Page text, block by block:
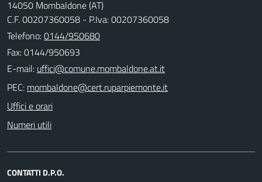
14050 Mombaldone (AT)
C.F. 00207360058 - P.Iva: 00207360058
Telefono:0144/950680
Fax: 0144/950693
E-mail:
PEC:
Uffici e orari
Numeri utili
CONTATTI D.P.O.